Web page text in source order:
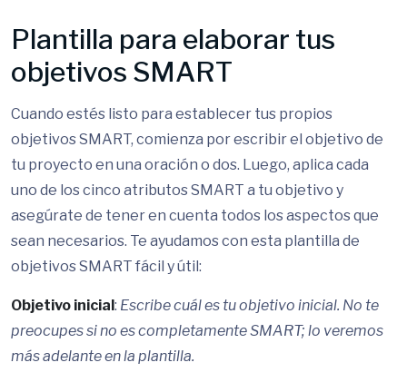
Plantilla para elaborar tus
objetivos SMART
Cuando estés listo para establecer tus propios
objetivos SMART, comienza por escribir el objetivo de
tu proyecto en una oración o dos. Luego, aplica cada
uno de los cinco atributos SMART a tu objetivo y
asegúrate de tener en cuenta todos los aspectos que
sean necesarios. Te ayudamos con esta plantilla de
objetivos SMART fácil y útil:
Objetivo inicial: Escribe cuál es tu objetivo inicial. No te
preocupes si no es completamente SMART; lo veremos
más adelante en la plantilla.